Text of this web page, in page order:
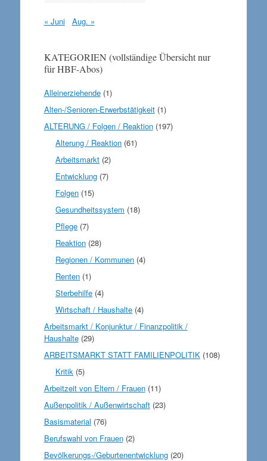
« Juni Aug. »
KATEGORIEN (vollständige Übersicht nur
für HBF-Abos)
Alleinerziehende(1)
Alten-/Senioren-Erwerbstätigkeit(1)
ALTERUNG / Folgen / Reaktion(197)
Alterung / Reaktion (61)
Arbeitsmarkt (2)
Entwicklung (7)
Folgen (15)
Gesundheitssystem (18)
Pflege (7)
Reaktion (28)
Regionen / Kommunen (4)
Renten (1)
Sterbehilfe (4)
Wirtschaft / Haushalte (4)
Arbeitsmarkt / Konjunktur / Finanzpolitik /
Haushalte(29)
ARBEITSMARKT STATT FAMILIENPOLITIK(108)
Kritik (5)
Arbeitzeit von Eltern / Frauen(11)
Außenpolitik / Außenwirtschaft(23)
Basismaterial (76)
Berufswahl von Frauen(2)
Bevölkerungs-/Geburtenentwicklung(20)